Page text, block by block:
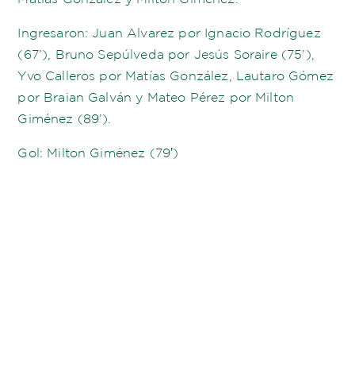
Ingresaron: Juan Alvarez por Ignacio Rodríguez
(67’), Bruno Sepúlveda por Jesús Soraire (75’),
Yvo Calleros por Matías González, Lautaro Gómez
por Braian Galván y Mateo Pérez por Milton
Giménez (89’).
Gol: Milton Giménez (79′)